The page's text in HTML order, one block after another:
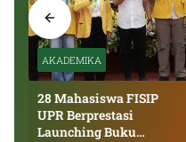
AKADEMIKA
28 Mahasiswa FISIP
UPR Berprestasi
Launching Buku